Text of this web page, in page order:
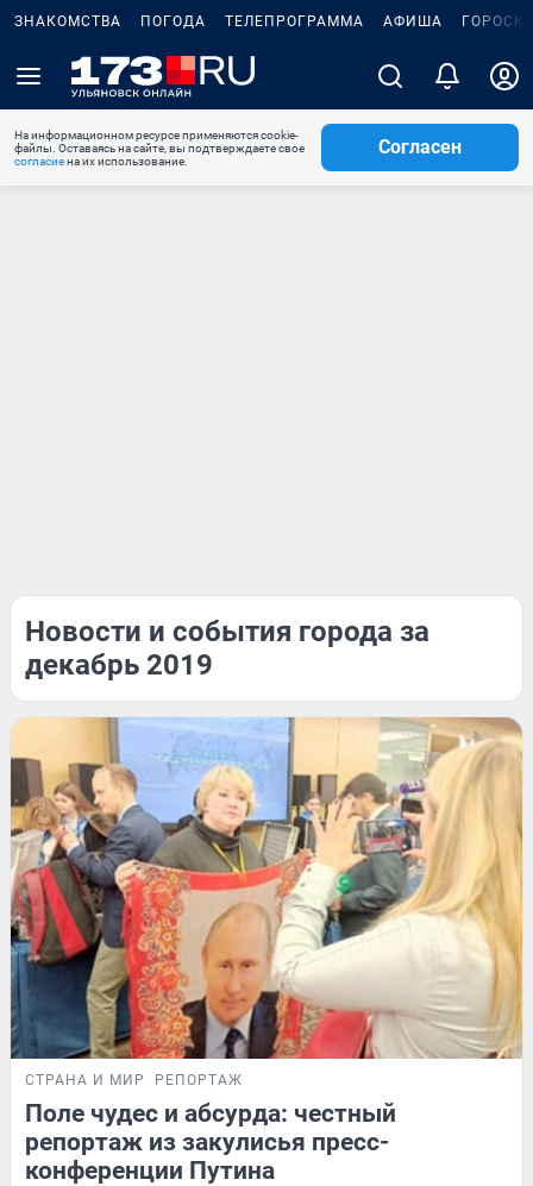
ЗНАКОМСТВА ПОГОДА ТЕЛЕПРОГРАММА АФИША
На информационном ресурсе применяются cookie-
файлы. Оставаясь на сайте, вы подтверждаете свое
согласиена их использование.
Согласен
Новости и события города за
декабрь 2019
СТРАНА И МИР РЕПОРТАЖ
Поле чудес и абсурда: честный
репортаж из закулисья пресс-
конференции Путина